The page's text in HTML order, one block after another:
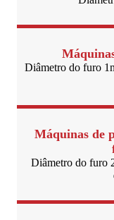
Diâmetro do furo
Máquinas de
Diâmetro do furo